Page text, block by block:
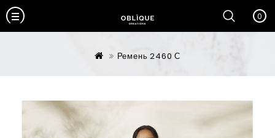
0
Ремень 2460 С